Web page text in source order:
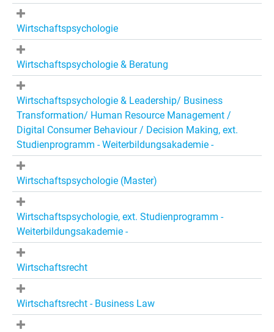
Wirtschaftspsychologie
Wirtschaftspsychologie & Beratung
Wirtschaftspsychologie & Leadership/ Business
Transformation/ Human Resource Management /
Digital Consumer Behaviour / Decision Making, ext.
Studienprogramm - Weiterbildungsakademie -
Wirtschaftspsychologie (Master)
Wirtschaftspsychologie, ext. Studienprogramm -
Weiterbildungsakademie -
Wirtschaftsrecht
Wirtschaftsrecht - Business Law